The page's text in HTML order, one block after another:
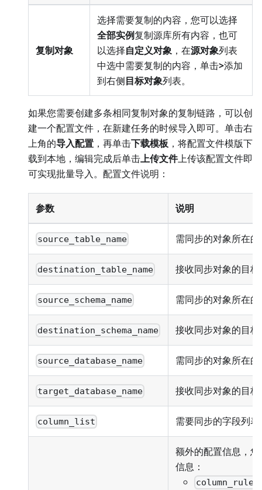
复制对象
选择需要复制的内容，您可以选择
全部实例复制源库所有内容，也可
以选择自定义对象 ，在源对象列表
中选中需要复制的内容，单击>添加
到右侧目标对象列表。
如果您需要创建多条相同复制对象的复制链路，可以创
建一个配置文件，在新建任务的时候导入即可。单击右
上角的导入配置 ，再单击下载模板 ，将配置文件模版下
载到本地，编辑完成后单击上传文件上传该配置文件即
可实现批量导入。配置文件说明：
参数 说明
source_table_name 需同步的对象所在
destination_table_name 接收同步对象的目
source_schema_name 需同步的对象所在
destination_schema_name 接收同步对象的目
source_database_name 需同步的对象所在
target_database_name 接收同步对象的目
column_list 需要同步的字段列表
额外的配置信息，
信息：
column_rules